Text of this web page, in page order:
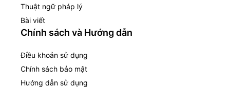
Thuật ngữ pháp lý
Bài viết
Chính sách và Hướng dẫn
Điều khoản sử dụng
Chính sách bảo mật
Hướng dẫn sử dụng